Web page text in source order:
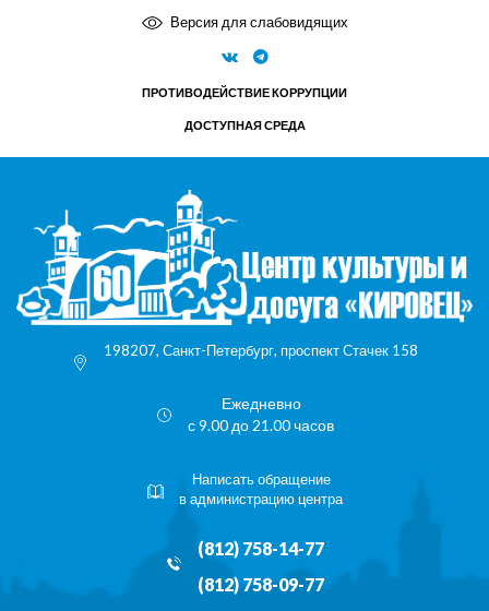
Версия для слабовидящих
ПРОТИВОДЕЙСТВИЕ КОРРУПЦИИ
ДОСТУПНАЯ СРЕДА
198207, Санкт-Петербург, проспект Стачек 158
Ежедневно
с 9.00 до 21.00 часов
Написать обращение
в администрацию центра
(812) 758-14-77
(812) 758-09-77